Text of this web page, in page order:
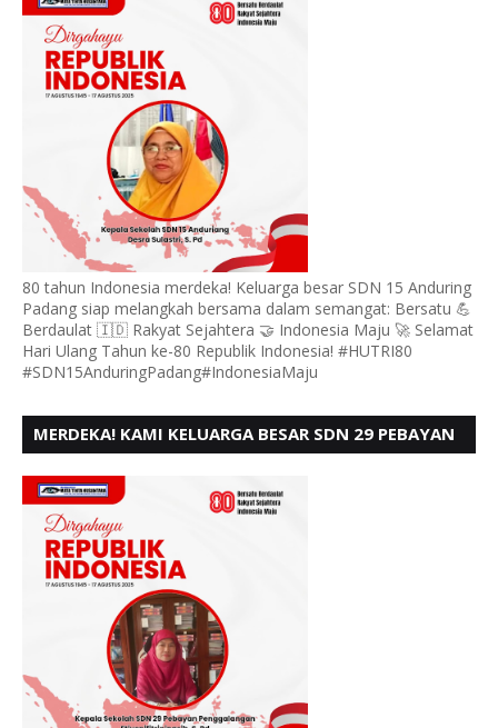
80 tahun Indonesia merdeka! Keluarga besar SDN 15 Anduring
Padang siap melangkah bersama dalam semangat: Bersatu 💪
Berdaulat 🇮🇩 Rakyat Sejahtera 🤝 Indonesia Maju 🚀 Selamat
Hari Ulang Tahun ke-80 Republik Indonesia! #HUTRI80
#SDN15AnduringPadang#IndonesiaMaju
MERDEKA! KAMI KELUARGA BESAR SDN 29 PEBAYAN
KE - 80